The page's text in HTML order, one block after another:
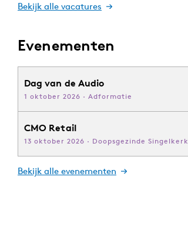
Bekijk alle vacatures
Evenementen
Dag van de Audio
1 oktober 2026 · Adformatie
CMO Retail
13 oktober 2026 · Doopsgezinde Singelkerk
Bekijk alle evenementen